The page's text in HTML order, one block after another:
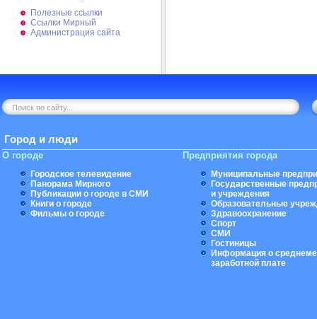
Полезные ссылки
Ссылки Мирный
Администрация сайта
Город и люди
О городе
Городское телевидение
Панорама Мирного
Публикации о городе в СМИ
Книги о городе
Фильмы о городе
Предприятия города
Муниципальные
Государственные
и учреждения
Образовательные
Здравоохранение
Спорт
СМИ
Гостиницы
Информация о
заработной плате